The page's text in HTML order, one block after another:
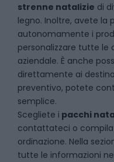
strenne natalizie di
legno. Inoltre, avete la
autonomamente i
personalizzare tutte le
aziendale. È anche
direttamente ai
preventivo, potete
semplice.
Scegliete i pacchi
contattateci o
ordinazione. Nella
tutte le informazioni